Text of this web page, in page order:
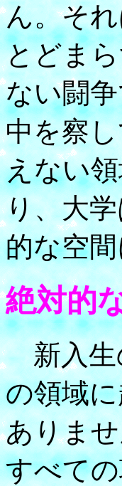
ん。そ
とどま
ない闘
中を察
えない
り、大
的な空
絶対的
新入生
の領域
ありま
すべて